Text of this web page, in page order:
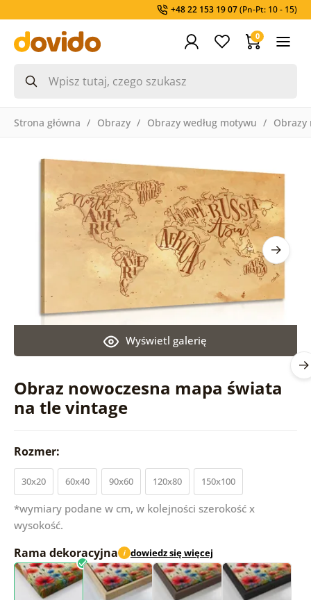
+48 22 153 19 07(Pn-Pt: 10 - 15)
0
Strona główna Obrazy Obrazy według motywu Obrazy
Obraz nowoczesna mapa świata
na tle vintage
Wyświetl galerię
Rozmer:
30x20 60x40 90x60 120x80 150x100
*wymiary podane w cm, w kolejności szerokość x
wysokość.
Rama dekoracyjna i dowiedz się więcej